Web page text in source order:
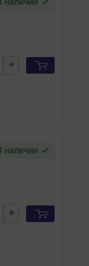
наличии
+
наличии
+